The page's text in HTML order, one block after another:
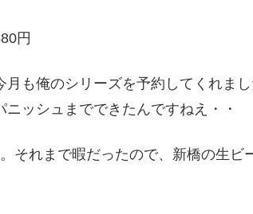
円
も俺のシリーズを予約してくれま
ッシュまでできたんですねえ・・
それまで暇だったので、新橋の生ビ